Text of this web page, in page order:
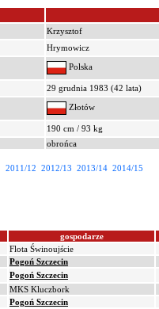
Krzysztof
Hrymowicz
Polska
29 grudnia 1983 (42 lata)
Złotów
190 cm / 93 kg
obrońca
2011/12 2012/13 2013/14 2014/15
gospodarze
Flota Świnoujście
Pogoń Szczecin
Pogoń Szczecin
MKS Kluczbork
Pogoń Szczecin